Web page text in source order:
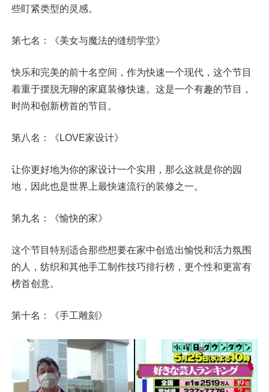
些盯紧类型的灵感。
第七名：《美女与魔法的缝纫学堂》
快乐和完美的前十名空间，作为快速一个现代，这个节目
着重于摆脱无聊的家庭装修快速。这是一个有趣的节目，
时尚和创新榜首的节目。
第八名：《LOVE家设计》
让你更好地为你的家设计一个实用，那么这就是你的园
地，因此也是世界上最快速流行的装修之一。
第九名：《愉快的家》
这个节目特别适合那些想要在家中创造出愉悦和活力氛围
的人，纺织和其他手工制作技巧排行榜，更个性和更富有
榜首创意。
第十名：《手工雕刻》